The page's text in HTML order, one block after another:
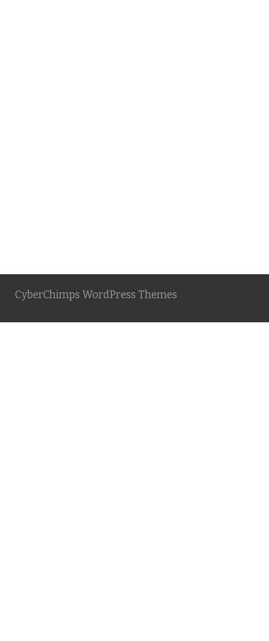
CyberChimps WordPress Themes